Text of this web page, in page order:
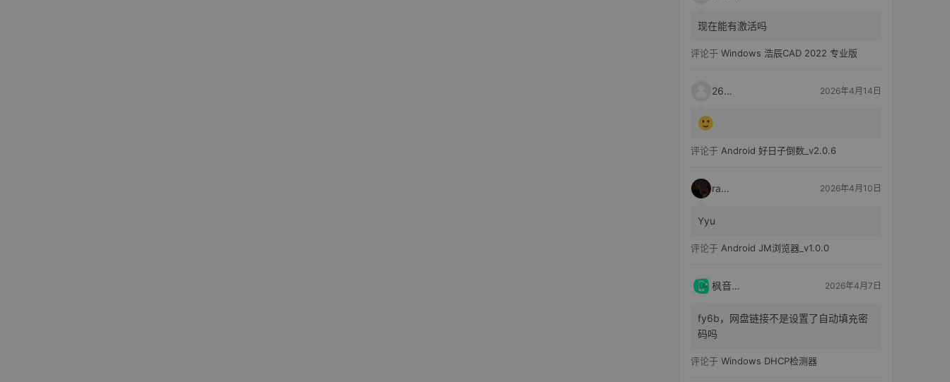
现在能有激活吗
评论于 Windows 浩辰CAD 2022 专业版
2603 2026年4月14日
评论于 Android 好日子倒数_v2.0.6
raka 2026年4月10日
Yyu
评论于 Android JM浏览器_v1.0.0
枫音应用 2026年4月7日
fy6b，网盘链接不是设置了自动填充密
码吗
评论于 Windows DHCP检测器